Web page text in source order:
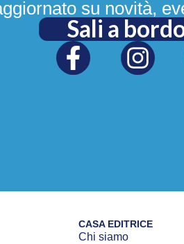
su novità,
Sali a
CASA EDITRICE
Chi siamo